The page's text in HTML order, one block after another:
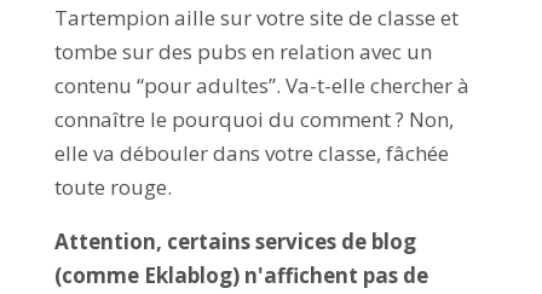
Tartempion aille sur votre site de classe et
tombe sur des pubs en relation avec un
contenu “pour adultes”. Va-t-elle chercher à
connaître le pourquoi du comment ? Non,
elle va débouler dans votre classe, fâchée
toute rouge.
Attention, certains services de blog
(comme Eklablog) n'affichent pas de